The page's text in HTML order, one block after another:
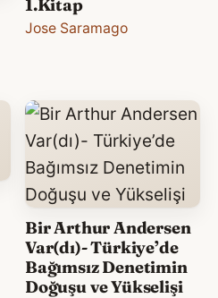
1.Kitap
Jose Saramago
Bir Arthur Andersen
Var(dı)- Türkiye’de
Bağımsız Denetimin
Doğuşu ve Yükselişi